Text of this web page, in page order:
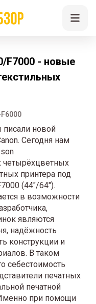
F7000 - новые
писали новой
Сегодня нам
четырёхцветных
принтера под
(44"/64").
в возможности
являются
надёжность
конструкции и
В таком
себестоимость
печатных
печатной
при помощи